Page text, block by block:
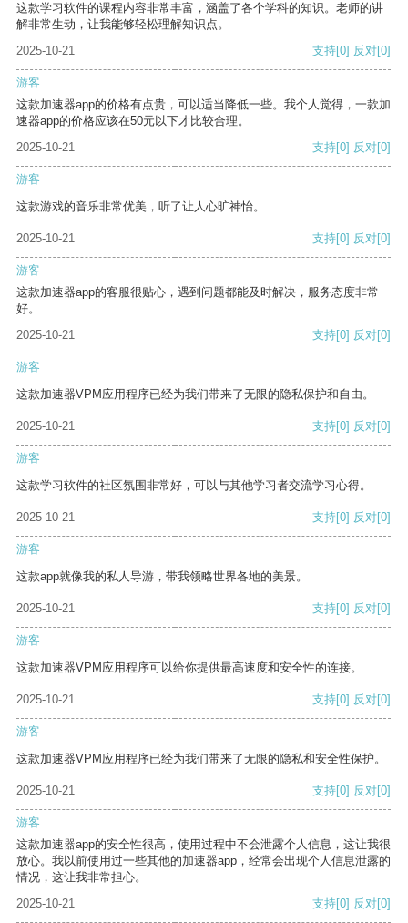
这款学习软件的课程内容非常丰富，涵盖了各个学科的知识。老师的讲
解非常生动，让我能够轻松理解知识点。
2025-10-21
支持[0] 反对[0]
游客
这款加速器app的价格有点贵，可以适当降低一些。我个人觉得，一款加
速器app的价格应该在50元以下才比较合理。
2025-10-21
支持[0] 反对[0]
游客
这款游戏的音乐非常优美，听了让人心旷神怡。
2025-10-21 支持[0] 反对[0]
游客
这款加速器app的客服很贴心，遇到问题都能及时解决，服务态度非常
好。
2025-10-21
支持[0] 反对[0]
游客
这款加速器VPM应用程序已经为我们带来了无限的隐私保护和自由。
2025-10-21 支持[0] 反对[0]
游客
这款学习软件的社区氛围非常好，可以与其他学习者交流学习心得。
2025-10-21 支持[0] 反对[0]
游客
这款app就像我的私人导游，带我领略世界各地的美景。
2025-10-21 支持[0] 反对[0]
游客
这款加速器VPM应用程序可以给你提供最高速度和安全性的连接。
2025-10-21 支持[0] 反对[0]
游客
这款加速器VPM应用程序已经为我们带来了无限的隐私和安全性保护。
2025-10-21 支持[0] 反对[0]
游客
这款加速器app的安全性很高，使用过程中不会泄露个人信息，这让我很
放心。我以前使用过一些其他的加速器app，经常会出现个人信息泄露的
情况，这让我非常担心。
2025-10-21
支持[0] 反对[0]